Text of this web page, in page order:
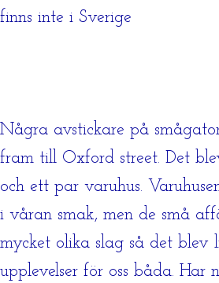
finns inte i Sverige
Några avstickare på
fram till Oxford street. Det
och ett par varuhus.
i våran smak, men de små
mycket olika slag så det blev
upplevelser för oss båda.